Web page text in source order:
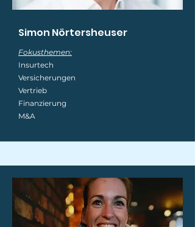
Simon Nörtersheuser
Fokusthemen:
Insurtech
Versicherungen
Vertrieb
Finanzierung
M&A